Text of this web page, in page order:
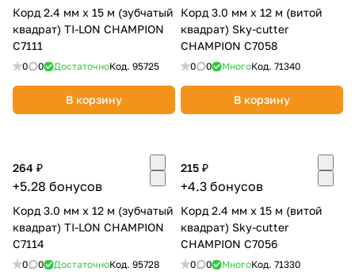
Корд 2.4 мм х 15 м (зубчатый
квадрат) TI-LON CHAMPION
C7111
0 0 ДостаточноКод. 95725
В корзину
Корд 3.0 мм х 12 м (витой
квадрат) Sky-cutter
CHAMPION С7058
0 0 МногоКод. 71340
В корзину
264 ₽
+5.28 бонусов
Корд 3.0 мм х 12 м (зубчатый
квадрат) TI-LON CHAMPION
C7114
0 0 ДостаточноКод. 95728
215 ₽
+4.3 бонусов
Корд 2.4 мм х 15 м (витой
квадрат) Sky-cutter
CHAMPION С7056
0 0 МногоКод. 71330
Подробнее
об оплате Плайтом
раз в 2
недели
Остались вопросы?
8 800 302-02-51
plait.ru